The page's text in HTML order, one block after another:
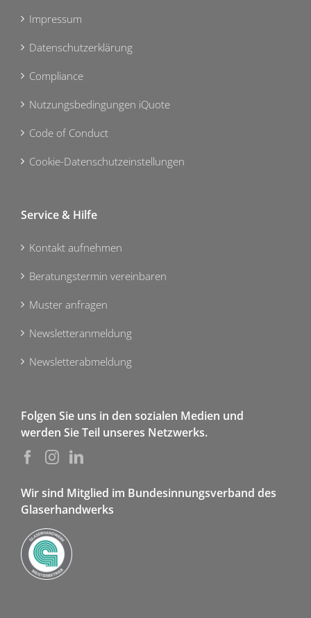
Impressum
Datenschutzerklärung
Compliance
Nutzungsbedingungen iQuote
Code of Conduct
Cookie-Datenschutzeinstellungen
Service & Hilfe
Kontakt aufnehmen
Beratungstermin vereinbaren
Muster anfragen
Newsletteranmeldung
Newsletterabmeldung
Folgen Sie uns in den sozialen Medien und
werden Sie Teil unseres Netzwerks.
Wir sind Mitglied im Bundesinnungsverband des
Glaserhandwerks